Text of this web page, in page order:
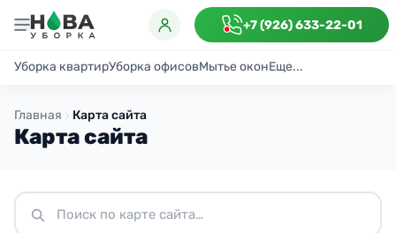
+7 (926) 633-22-01
Уборка квартирУборка офисовМытье оконЕще...
Главная
Карта сайта
Карта сайта